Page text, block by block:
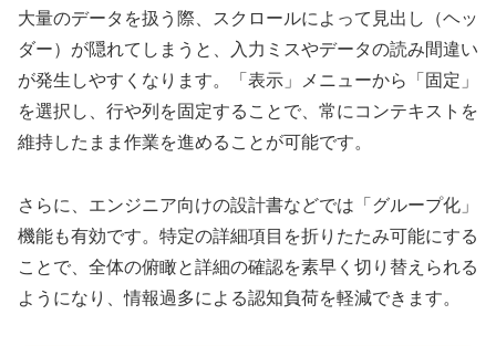
大量のデータを扱う際、スクロールによって見出し（ヘッ
ダー）が隠れてしまうと、入力ミスやデータの読み間違い
が発生しやすくなります。「表示」メニューから「固定」
を選択し、行や列を固定することで、常にコンテキストを
維持したまま作業を進めることが可能です。
さらに、エンジニア向けの設計書などでは「グループ化」
機能も有効です。特定の詳細項目を折りたたみ可能にする
ことで、全体の俯瞰と詳細の確認を素早く切り替えられる
ようになり、情報過多による認知負荷を軽減できます。